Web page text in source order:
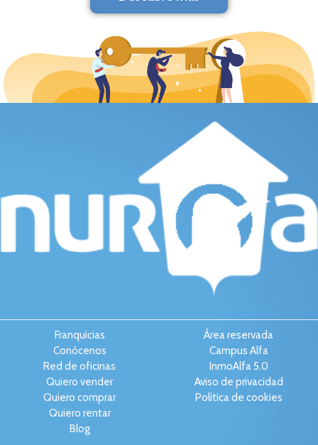
Franquicias
Conócenos
Red de oficinas
Quiero vender
Quiero comprar
Quiero rentar
Blog
Área reservada
Campus Alfa
InmoAlfa 5.0
Aviso de privacidad
Política de cookies